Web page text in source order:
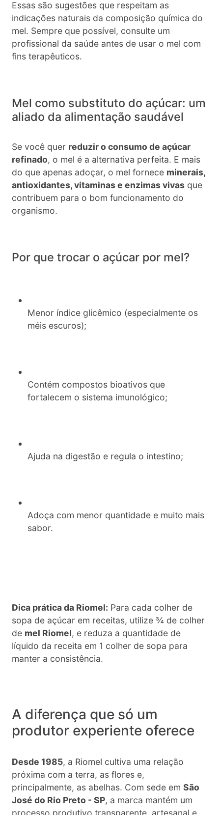
Essas são sugestões que respeitam as
indicações naturais da composição química do
mel. Sempre que possível, consulte um
profissional da saúde antes de usar o mel com
fins terapêuticos.
Mel como substituto do açúcar: um
aliado da alimentação saudável
Se você quer reduzir o consumo de açúcar
refinado, o mel é a alternativa perfeita. E mais
do que apenas adoçar, o mel fornece minerais,
antioxidantes, vitaminas e enzimas vivas que
contribuem para o bom funcionamento do
organismo.
Por que trocar o açúcar por mel?
Menor índice glicêmico (especialmente os
méis escuros);
Contém compostos bioativos que
fortalecem o sistema imunológico;
Ajuda na digestão e regula o intestino;
Adoça com menor quantidade e muito mais
sabor.
Dica prática da Riomel: Para cada colher de
sopa de açúcar em receitas, utilize ¾ de colher
de mel Riomel, e reduza a quantidade de
líquido da receita em 1 colher de sopa para
manter a consistência.
A diferença que só um
produtor experiente oferece
Desde 1985, a Riomel cultiva uma relação
próxima com a terra, as flores e,
principalmente, as abelhas. Com sede em São
José do Rio Preto - SP, a marca mantém um
processo produtivo transparente, artesanal e